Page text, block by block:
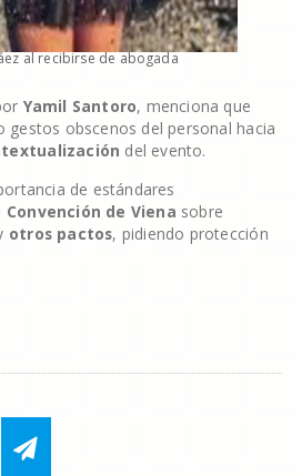
al recibirse de abogada
Yamil Santoro, menciona que
gestos obscenos del personal hacia
del evento.
de estándares
Convención de Viena sobre
otros pactos, pidiendo protección